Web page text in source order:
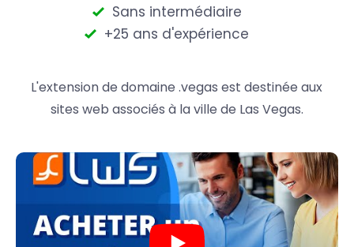
Sans intermédiaire
+25 ans d'expérience
L'extension de domaine .vegas est destinée aux
sites web associés à la ville de Las Vegas.